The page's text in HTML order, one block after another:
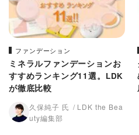
ファンデーション
ミネラルファンデーションお
すすめランキング11選。LDK
が徹底比較
久保純子 氏
LDK the Bea
uty編集部